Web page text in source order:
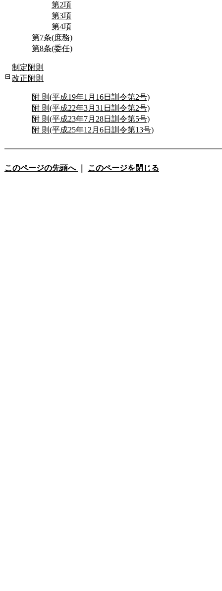
第2項
第3項
第4項
第7条(庶務)
第8条(委任)
制定附則
改正附則
附 則(平成19年1月16日訓令第2号)
附 則(平成22年3月31日訓令第2号)
附 則(平成23年7月28日訓令第5号)
附 則(平成25年12月6日訓令第13号)
このページの先頭へ このページを閉じる